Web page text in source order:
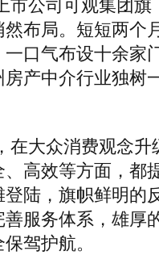
市公司可观集团旗
布局。短短两个
口气布设十余家
产中介行业独树
在大众消费观念升
高效等方面，都
陆，旗帜鲜明的
服务体系，雄厚
驾护航。